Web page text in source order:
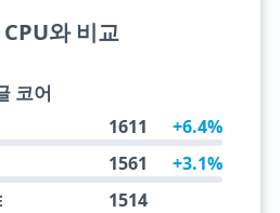
와 비교
코어
1611 +6.4%
1561 +3.1%
1514